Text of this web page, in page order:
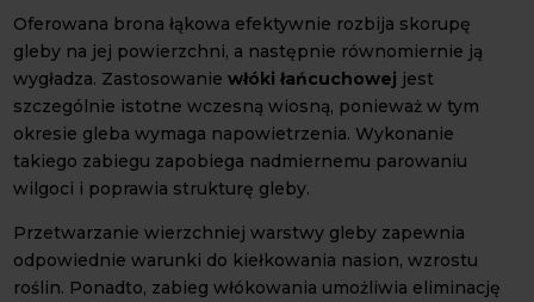
Oferowana brona łąkowa efektywnie rozbija skorupę
gleby na jej powierzchni, a następnie równomiernie ją
wygładza. Zastosowaniewłóki łańcuchowej jest
szczególnie istotne wczesną wiosną, ponieważ w tym
okresie gleba wymaga napowietrzenia. Wykonanie
takiego zabiegu zapobiega nadmiernemu parowaniu
wilgoci i poprawia strukturę gleby.
Przetwarzanie wierzchniej warstwy gleby zapewnia
odpowiednie warunki do kiełkowania nasion, wzrostu
roślin. Ponadto, zabieg włókowania umożliwia eliminację